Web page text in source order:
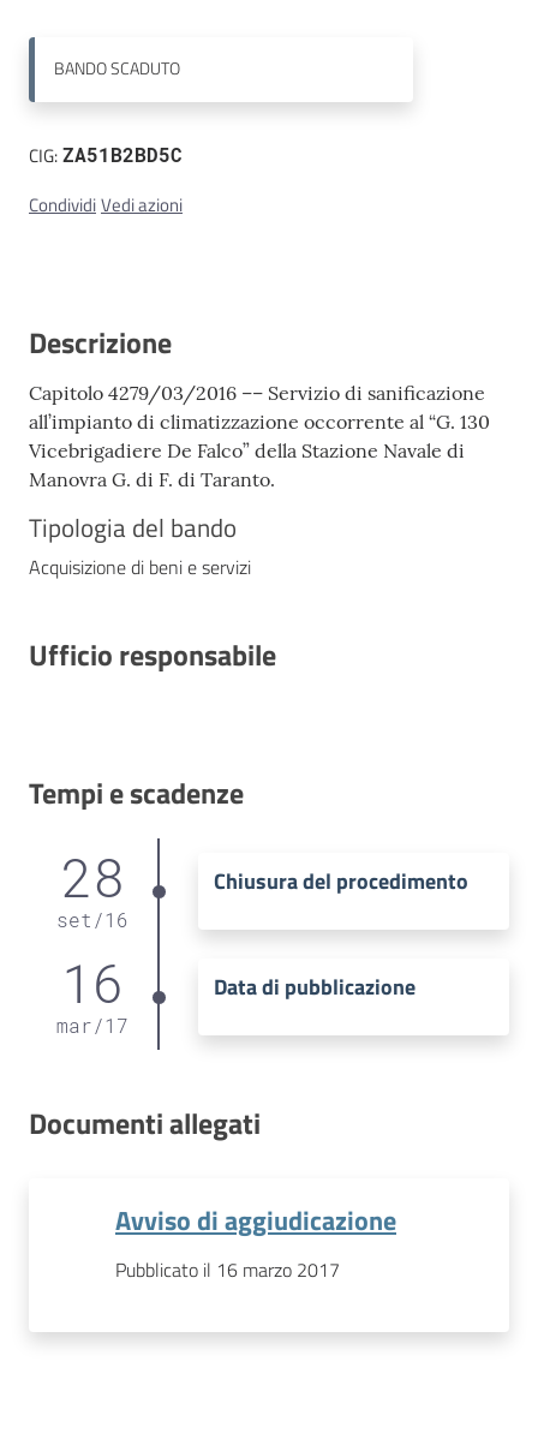
BANDOSCADUTO
CIG:ZA51B2BD5C
CondividiVedi azioni
Descrizione
Capitolo 4279/03/2016 –– Servizio di sanificazione
all’impianto di climatizzazione occorrente al “G. 130
Vicebrigadiere De Falco” della Stazione Navale di
Manovra G. di F. di Taranto.
Tipologia del bando
Acquisizione di beni e servizi
Ufficio responsabile
Tempi e scadenze
28
set /16
Chiusura del procedimento
16
mar/17
Data di pubblicazione
Documenti allegati
Avviso di aggiudicazione
Pubblicato il 16 marzo 2017